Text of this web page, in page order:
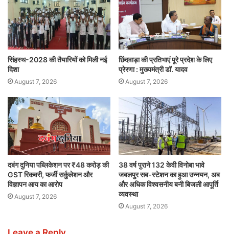
सिंहस्थ-2028 की तैयारियों को मिली नई
दिशा
August 7, 2026
छिंदवाड़ा की प्रतिभाएं पूरे प्रदेश के लिए
प्रेरणा : मुख्यमंत्री डॉ. यादव
August 7, 2026
दबंग दुनिया पब्लिकेशन पर ₹48 करोड़ की
GST रिकवरी, फर्जी सर्कुलेशन और
विज्ञापन आय का आरोप
August 7, 2026
38 वर्ष पुराने 132 केवी विनोबा भावे
जबलपुर सब-स्टेशन का हुआ उन्नयन, अब
और अधिक विश्वसनीय बनी बिजली आपूर्ति
व्यवस्था
August 7, 2026